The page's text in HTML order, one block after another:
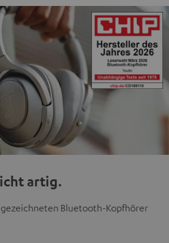
artig.
Bluetooth-Kopfhörer